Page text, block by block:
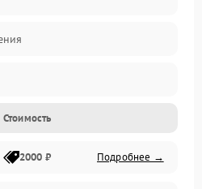
Стоимость
2000 ₽ Подробнее →